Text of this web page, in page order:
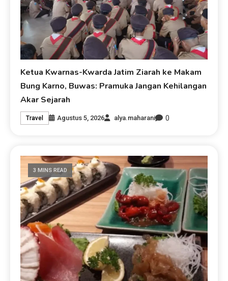
Ketua Kwarnas-Kwarda Jatim Ziarah ke Makam
Bung Karno, Buwas: Pramuka Jangan Kehilangan
Akar Sejarah
Travel Agustus 5, 2026 alya.maharani 0
3 MINS READ